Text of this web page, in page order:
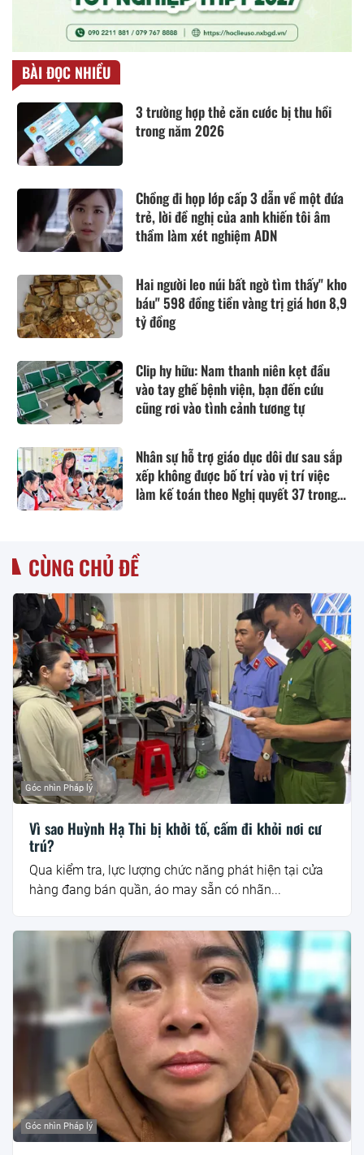
BÀI ĐỌC NHIỀU
3 trường hợp thẻ căn cước bị thu hồi
trong năm 2026
Chồng đi họp lớp cấp 3 dẫn về một đứa
trẻ, lời đề nghị của anh khiến tôi âm
thầm làm xét nghiệm ADN
Hai người leo núi bất ngờ tìm thấy" kho
báu" 598 đồng tiền vàng trị giá hơn 8,9
tỷ đồng
Clip hy hữu: Nam thanh niên kẹt đầu
vào tay ghế bệnh viện, bạn đến cứu
cũng rơi vào tình cảnh tương tự
Nhân sự hỗ trợ giáo dục dôi dư sau sắp
xếp không được bố trí vào vị trí việc
làm kế toán theo Nghị quyết 37 trong
CÙNG CHỦ ĐỀ
Góc nhìn Pháp lý
Vì sao Huỳnh Hạ Thi bị khởi tố, cấm đi khỏi nơi cư
trú?
Qua kiểm tra, lực lượng chức năng phát hiện tại cửa
hàng đang bán quần, áo may sẵn có nhãn...
Góc nhìn Pháp lý